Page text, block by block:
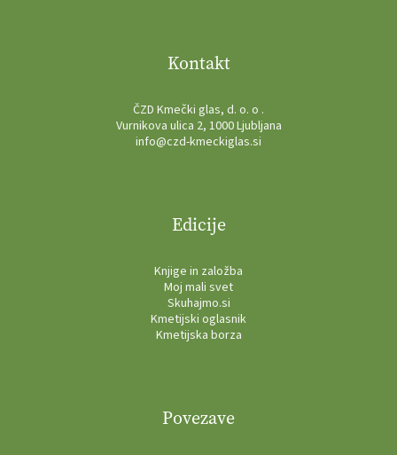
Kontakt
ČZD Kmečki glas, d. o. o .
Vurnikova ulica 2, 1000 Ljubljana
info@czd-kmeckiglas.si
Edicije
Knjige in založba
Moj mali svet
Skuhajmo.si
Kmetijski oglasnik
Kmetijska borza
Povezave